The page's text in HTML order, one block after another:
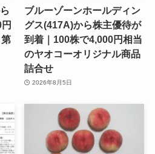
ブルーゾーンホールディン
グス(417A)から株主優待が
到着｜100株で4,000円相当
のヤオコーオリジナル商品
詰合せ
2026年8月5日